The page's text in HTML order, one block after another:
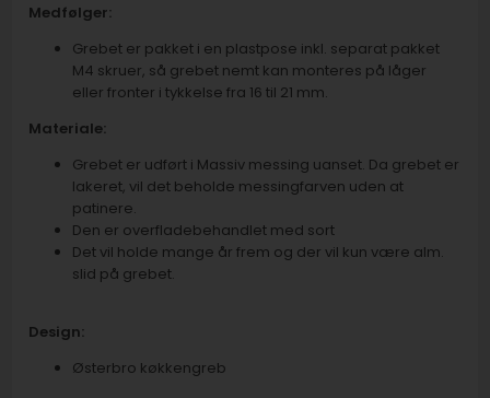
Medfølger:
Grebet er pakket i en plastpose inkl. separat pakket
M4 skruer, så grebet nemt kan monteres på låger
eller fronter i tykkelse fra 16 til 21 mm.
Materiale:
Grebet er udført i Massiv messing uanset. Da grebet er
lakeret, vil det beholde messingfarven uden at
patinere.
Den er overfladebehandlet med sort
Det vil holde mange år frem og der vil kun være alm.
slid på grebet.
Design:
Østerbro køkkengreb